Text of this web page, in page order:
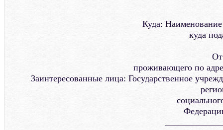
Куда:
куда
проживающего по
Заинтересованные лица: Государственное